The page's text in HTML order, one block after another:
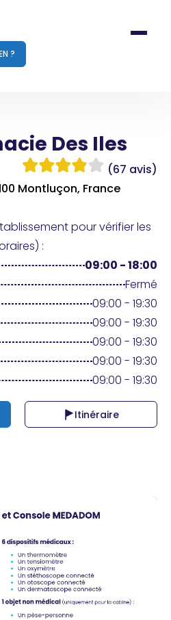
?
?
?
Des Iles
(67 avis)
Montluçon, France
pour vérifier les
:
09:00 - 18:00
Fermé
09:00 - 19:30
09:00 - 19:30
09:00 - 19:30
09:00 - 19:30
09:00 - 19:30
Itinéraire